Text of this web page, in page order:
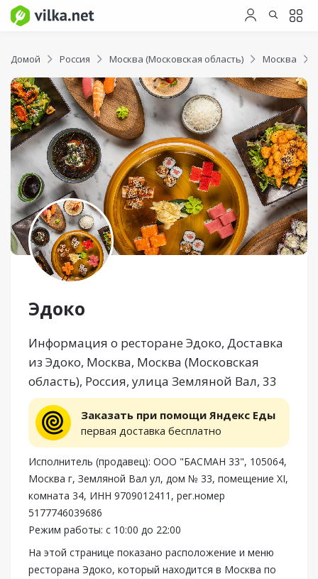
Домой Россия Москва (Московская область) Москва
Эдоко
Информация о ресторане Эдоко, Доставка
из Эдоко, Москва, Москва (Московская
область), Россия, улица Земляной Вал, 33
Заказать при помощи Яндекс Еды
первая доставка бесплатно
Исполнитель (продавец): ООО "БАСМАН 33", 105064,
Москва г, Земляной Вал ул, дом № 33, помещение XI,
комната 34, ИНН 9709012411, рег.номер
5177746039686
Режим работы: с 10:00 до 22:00
На этой странице показано расположение и меню
ресторана Эдоко, который находится в Москва по